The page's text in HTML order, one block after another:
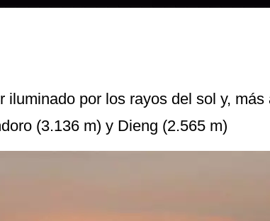
por los rayos del sol y,
(3.136 m) y Dieng (2.565 m)